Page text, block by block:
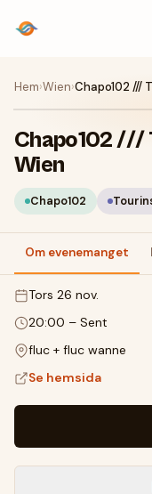
Event
Karta
Ställen
För arrangörer
Skapa event
Hem›Wien›Chapo102 ///
Chapo102 ///
Wien
Chapo102
Om evenemanget
tors 26 nov.
20:00 – Sent
fluc + fluc wanne
Se hemsida